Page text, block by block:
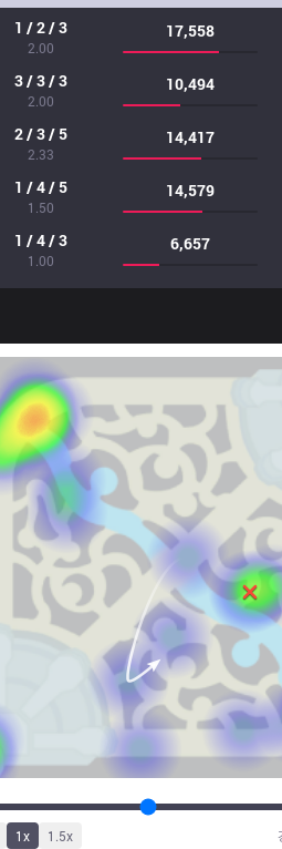
1 / 2 / 3
2.00
17,558
3 / 3 / 3
2.00
10,494
2 / 3 / 5
2.33
14,417
1 / 4 / 5
1.50
14,579
1 / 4 / 3
1.00
6,657
1x 1.5x